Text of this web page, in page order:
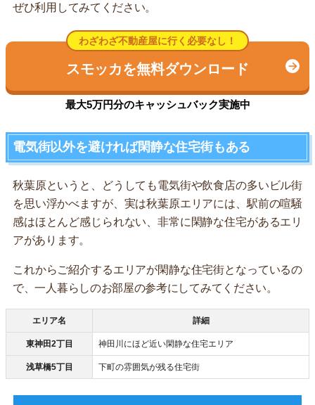
ぜひ利用してみてください。
わざわざ不動産屋に行く必要なし！
スモッカを無料ダウンロード
最大5万円分のキャッシュバック実施中
電気街以外を避ければ閑静な住宅街もある
秋葉原というと、どうしても電気街や飲食店の多いビル街
を思い浮かべますが、実は秋葉原エリアには、駅前の喧騒
感はほとんど感じられない、非常に閑静な住宅があるエリ
アがあります。
これからご紹介するエリアが閑静な住宅街となっているの
で、一人暮らしのお部屋の参考にしてみてください。
エリア名 詳細
東神田2丁目 神田川にほど近い閑静な住宅エリア
浅草橋5丁目 下町の雰囲気が残る住宅街